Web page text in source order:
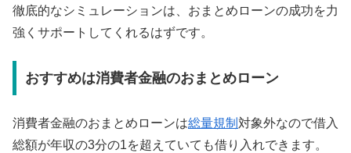
徹底的なシミュレーションは、おまとめローンの成功を力
強くサポートしてくれるはずです。
おすすめは消費者金融のおまとめローン
消費者金融のおまとめローンは総量規制 対象外なので借入
総額が年収の3分の1を超えていても借り入れできます。